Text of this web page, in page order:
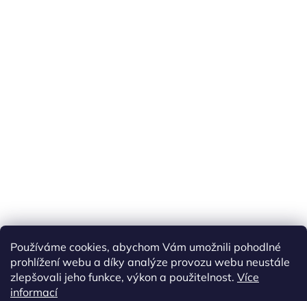
Používáme cookies, abychom Vám umožnili pohodlné
prohlížení webu a díky analýze provozu webu neustále
zlepšovali jeho funkce, výkon a použitelnost. Více
informací
Tisíce výdejních míst po celé ČR